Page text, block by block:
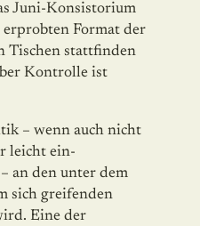
Juni-Konsistorium
Format der
Tischen stattfinden
Kontrolle ist
– wenn auch nicht
leicht ein­
an den unter dem
sich greifenden
Eine der